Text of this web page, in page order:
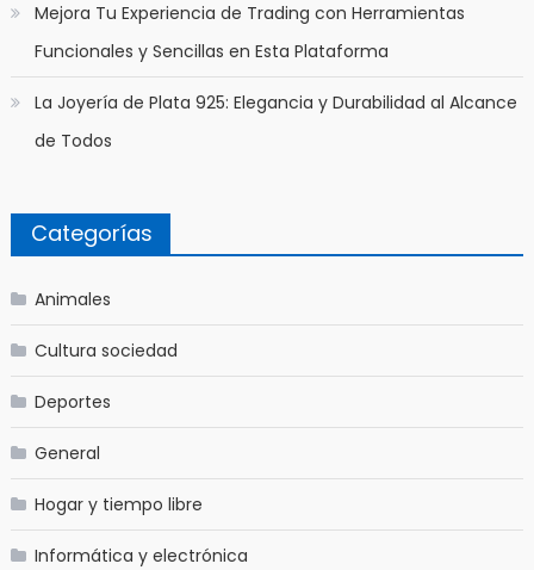
Mejora Tu Experiencia de Trading con Herramientas
Funcionales y Sencillas en Esta Plataforma
La Joyería de Plata 925: Elegancia y Durabilidad al Alcance
de Todos
Categorías
Animales
Cultura sociedad
Deportes
General
Hogar y tiempo libre
Informática y electrónica